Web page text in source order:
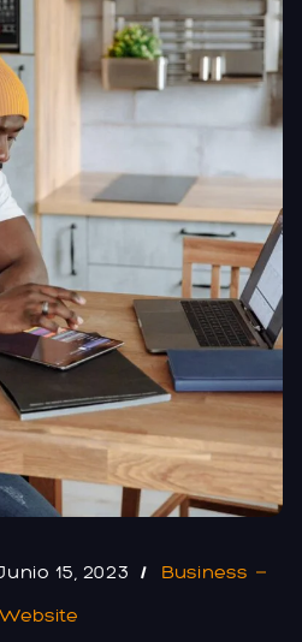
15, 2023
Business
Website